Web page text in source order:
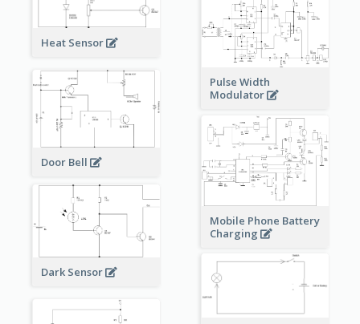
Heat Sensor
Pulse Width
Modulator
Door Bell
Mobile Phone Battery
Charging
Dark Sensor